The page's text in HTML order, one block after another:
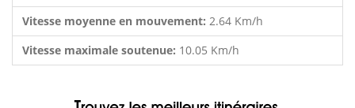
Vitesse moyenne en mouvement: 2.64 Km/h
Vitesse maximale soutenue: 10.05 Km/h